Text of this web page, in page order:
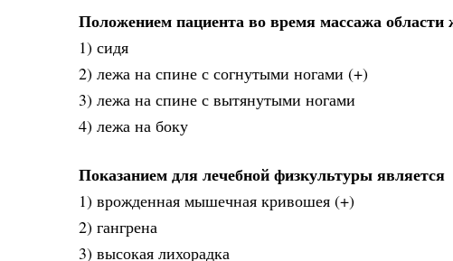
Положением пациента во время массажа
1) сидя
2) лежа на спине с согнутыми ногами (+)
3) лежа на спине с вытянутыми ногами
4) лежа на боку
Показанием для лечебной физкультуры является
1) врожденная мышечная кривошея (+)
2) гангрена
3) высокая лихорадка